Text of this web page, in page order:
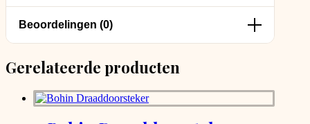
Beoordelingen (0)
Gerelateerde producten